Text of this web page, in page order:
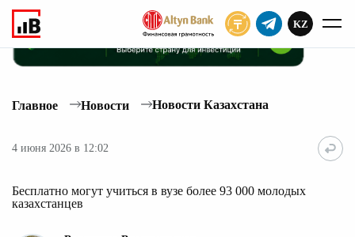
KZ
Главное Новости Новости Казахстана
4 июня 2026 в 12:02
Бесплатно могут учиться в вузе более 93 000 молодых
казахстанцев